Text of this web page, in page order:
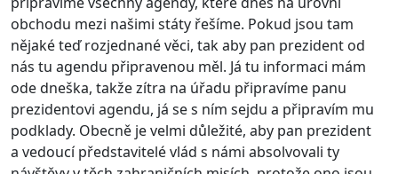
obchodu mezi našimi státy řešíme. Pokud jsou tam
nějaké teď rozjednané věci, tak aby pan prezident od
nás tu agendu připravenou měl. Já tu informaci mám
ode dneška, takže zítra na úřadu připravíme panu
prezidentovi agendu, já se s ním sejdu a připravím mu
podklady. Obecně je velmi důležité, aby pan prezident
a vedoucí představitelé vlád s námi absolvovali ty